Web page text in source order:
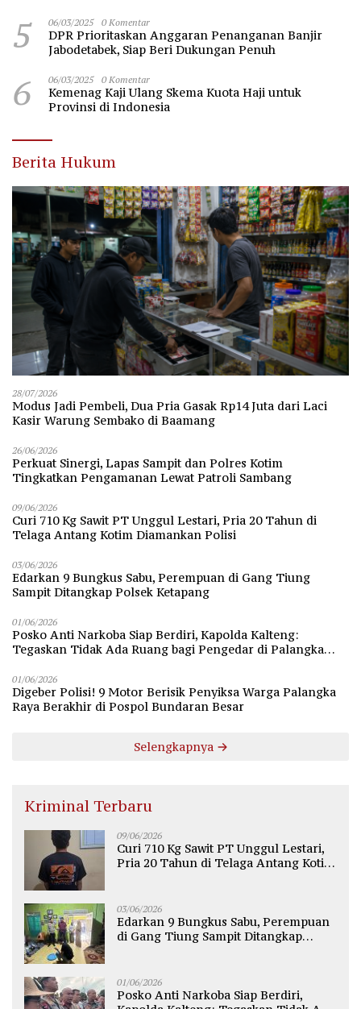
5 06/03/2025 0 Komentar
DPR Prioritaskan Anggaran Penanganan Banjir
Jabodetabek, Siap Beri Dukungan Penuh
6 06/03/2025 0 Komentar
Kemenag Kaji Ulang Skema Kuota Haji untuk
Provinsi di Indonesia
Berita Hukum
28/07/2026
Modus Jadi Pembeli, Dua Pria Gasak Rp14 Juta dari Laci
Kasir Warung Sembako di Baamang
26/06/2026
Perkuat Sinergi, Lapas Sampit dan Polres Kotim
Tingkatkan Pengamanan Lewat Patroli Sambang
09/06/2026
Curi 710 Kg Sawit PT Unggul Lestari, Pria 20 Tahun di
Telaga Antang Kotim Diamankan Polisi
03/06/2026
Edarkan 9 Bungkus Sabu, Perempuan di Gang Tiung
Sampit Ditangkap Polsek Ketapang
01/06/2026
Posko Anti Narkoba Siap Berdiri, Kapolda Kalteng:
Tegaskan Tidak Ada Ruang bagi Pengedar di Palangka
01/06/2026
Digeber Polisi! 9 Motor Berisik Penyiksa Warga Palangka
Raya Berakhir di Pospol Bundaran Besar
Selengkapnya
Kriminal Terbaru
09/06/2026
Curi 710 Kg Sawit PT Unggul Lestari,
Pria 20 Tahun di Telaga Antang Kotim
03/06/2026
Edarkan 9 Bungkus Sabu, Perempuan
di Gang Tiung Sampit Ditangkap
01/06/2026
Posko Anti Narkoba Siap Berdiri,